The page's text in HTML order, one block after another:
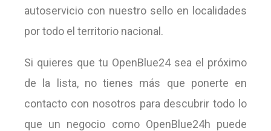
autoservicio con nuestro sello en localidades
por todo el territorio nacional.
Si quieres que tu OpenBlue24 sea el próximo
de la lista, no tienes más que ponerte en
contacto con nosotros para descubrir todo lo
que un negocio como OpenBlue24h puede